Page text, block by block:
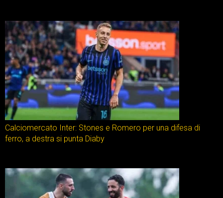
Calciomercato Inter: Stones e Romero per una difesa di
ferro, a destra si punta Diaby